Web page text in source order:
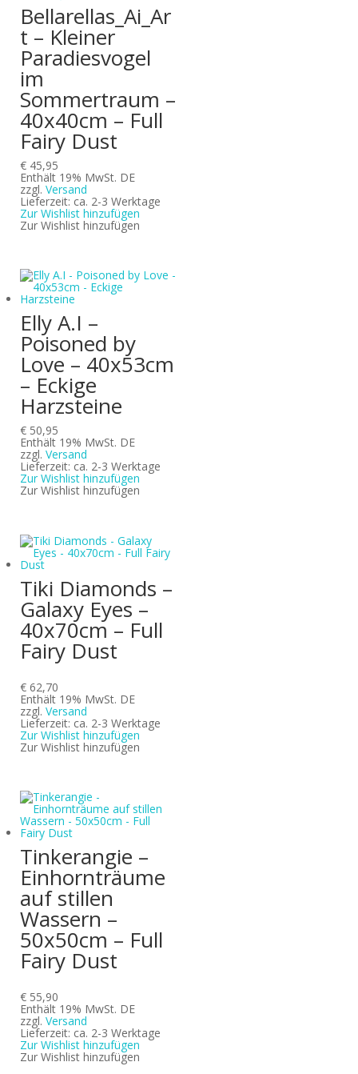
Bellarellas_Ai_Ar
t – Kleiner
Paradiesvogel
im
Sommertraum –
40x40cm – Full
Fairy Dust
€ 45,95
Enthält 19% MwSt. DE
zzgl.Versand
Lieferzeit: ca. 2-3 Werktage
Zur Wishlist hinzufügen
Zur Wishlist hinzufügen
Elly A.I –
Poisoned by
Love – 40x53cm
– Eckige
Harzsteine
€ 50,95
Enthält 19% MwSt. DE
zzgl.Versand
Lieferzeit: ca. 2-3 Werktage
Zur Wishlist hinzufügen
Zur Wishlist hinzufügen
Tiki Diamonds –
Galaxy Eyes –
40x70cm – Full
Fairy Dust
€ 62,70
Enthält 19% MwSt. DE
zzgl.Versand
Lieferzeit: ca. 2-3 Werktage
Zur Wishlist hinzufügen
Zur Wishlist hinzufügen
Tinkerangie –
Einhornträume
auf stillen
Wassern –
50x50cm – Full
Fairy Dust
€ 55,90
Enthält 19% MwSt. DE
zzgl.Versand
Lieferzeit: ca. 2-3 Werktage
Zur Wishlist hinzufügen
Zur Wishlist hinzufügen